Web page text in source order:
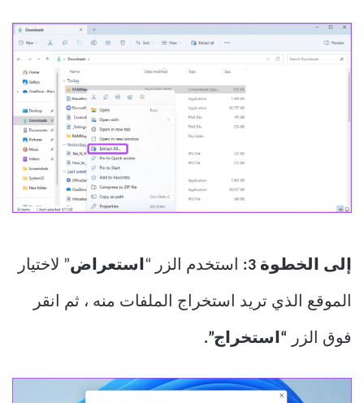
إلى الخطوة 3: استخدم الزر “استعراض” لاختيار
الموقع الذي تريد استخراج الملفات منه ، ثم انقر
فوق الزر “استخراج”.